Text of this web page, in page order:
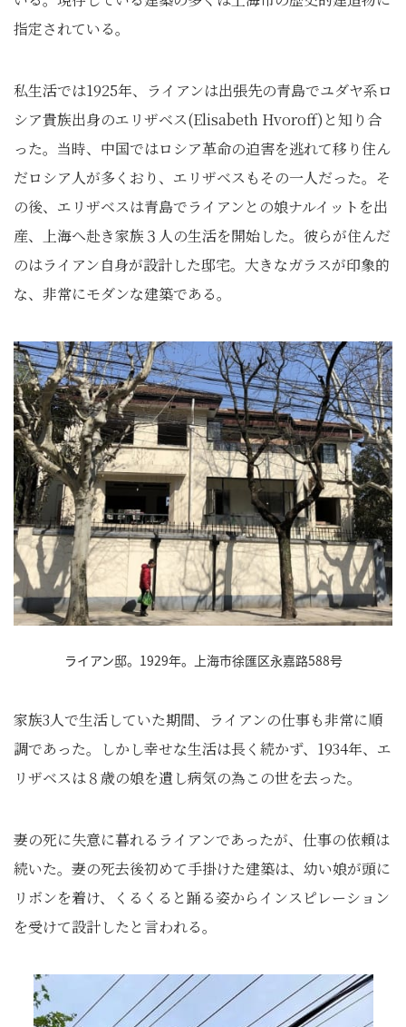
指定されている。
私生活では1925年、ライアンは出張先の青島でユダヤ系ロ
シア貴族出身のエリザベス(Elisabeth Hvoroff)と知り合
った。当時、中国ではロシア革命の迫害を逃れて移り住ん
だロシア人が多くおり、エリザベスもその一人だった。そ
の後、エリザベスは青島でライアンとの娘ナルイットを出
産、上海へ赴き家族３人の生活を開始した。彼らが住んだ
のはライアン自身が設計した邸宅。大きなガラスが印象的
な、非常にモダンな建築である。
ライアン邸。1929年。上海市徐匯区永嘉路588号
家族3人で生活していた期間、ライアンの仕事も非常に順
調であった。しかし幸せな生活は長く続かず、1934年、エ
リザベスは８歳の娘を遺し病気の為この世を去った。
妻の死に失意に暮れるライアンであったが、仕事の依頼は
続いた。妻の死去後初めて手掛けた建築は、幼い娘が頭に
リボンを着け、くるくると踊る姿からインスピレーション
を受けて設計したと言われる。